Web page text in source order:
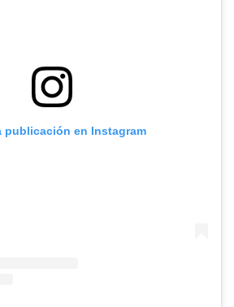
publicación en Instagram